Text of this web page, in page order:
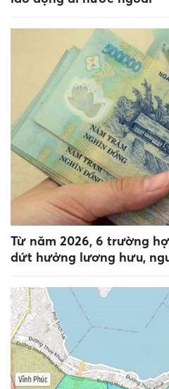
Từ năm 2026, 6 trường
dứt hưởng lương hưu,